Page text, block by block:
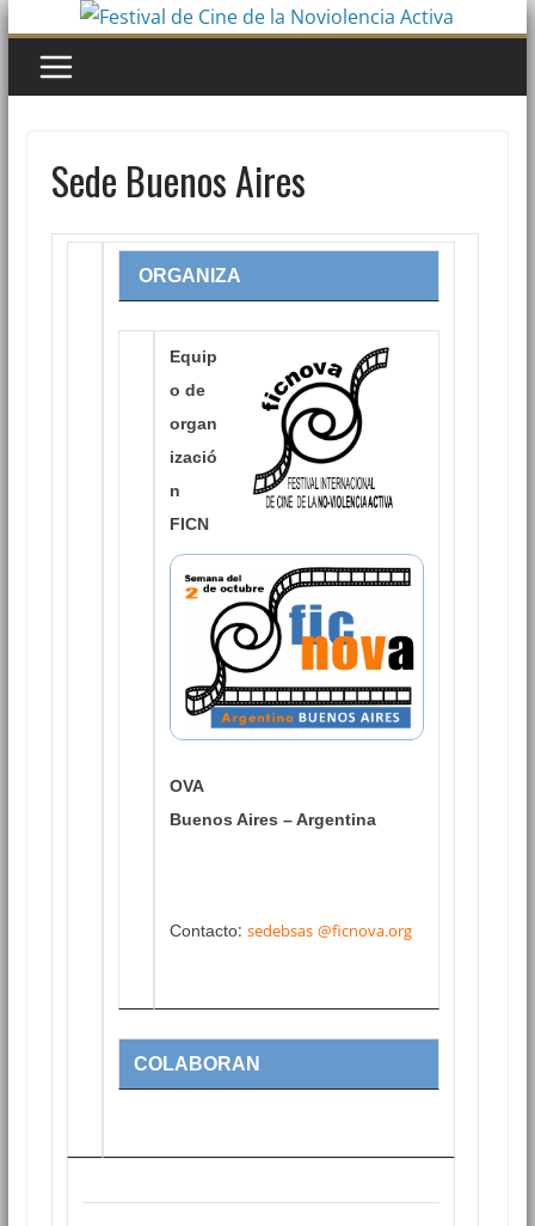
Saltar
contenido
Sede Buenos Aires
ORGANIZA
Equip
o de
organ
izació
n
FICN
OVA
Buenos Aires – Argentina
Contacto: sedebsas @ficnova.org
COLABORAN